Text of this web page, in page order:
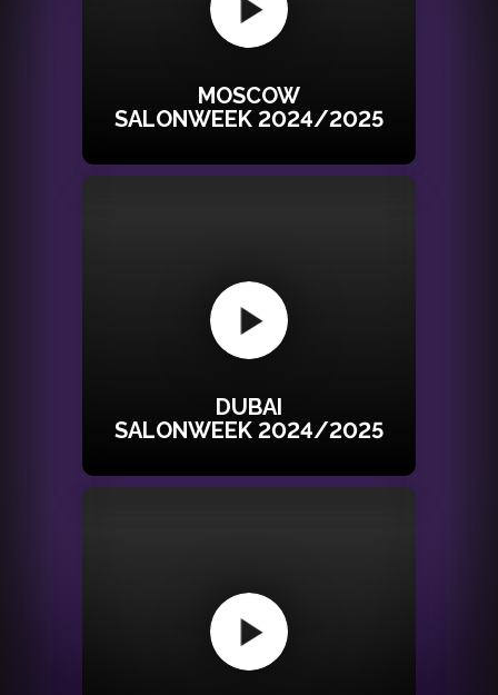
DUBAI
SALONWEEK 2024/2025
MOSCOW
SALONWEEK 2024/2025